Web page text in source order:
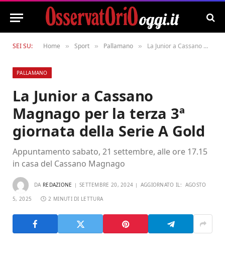
SEI SU: Home » Sport » Pallamano » La Junior a Cassano Magnago per la terza 3ª giornata della Serie A Gold
PALLAMANO
La Junior a Cassano
Magnago per la terza 3ª
giornata della Serie A Gold
Appuntamento sabato, 21 settembre, alle ore 17.15
in casa del Cassano Magnago
DA REDAZIONE SETTEMBRE 20, 2024 AGGIORNATO IL: AGOSTO
5, 2025 2 MINUTI DI LETTURA